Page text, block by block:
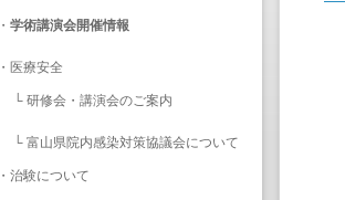
・ 学術講演会開催情報
・ 医療安全
└ 研修会・講演会のご案内
└ 富山県院内感染対策協議会について
・ 治験について